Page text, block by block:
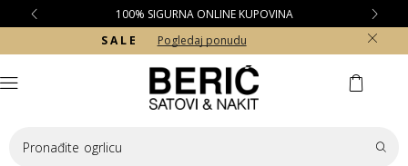
100% SIGURNA ONLINE KUPOVINA
S A L E
Pogledaj ponudu
Pronađite ogrlicu